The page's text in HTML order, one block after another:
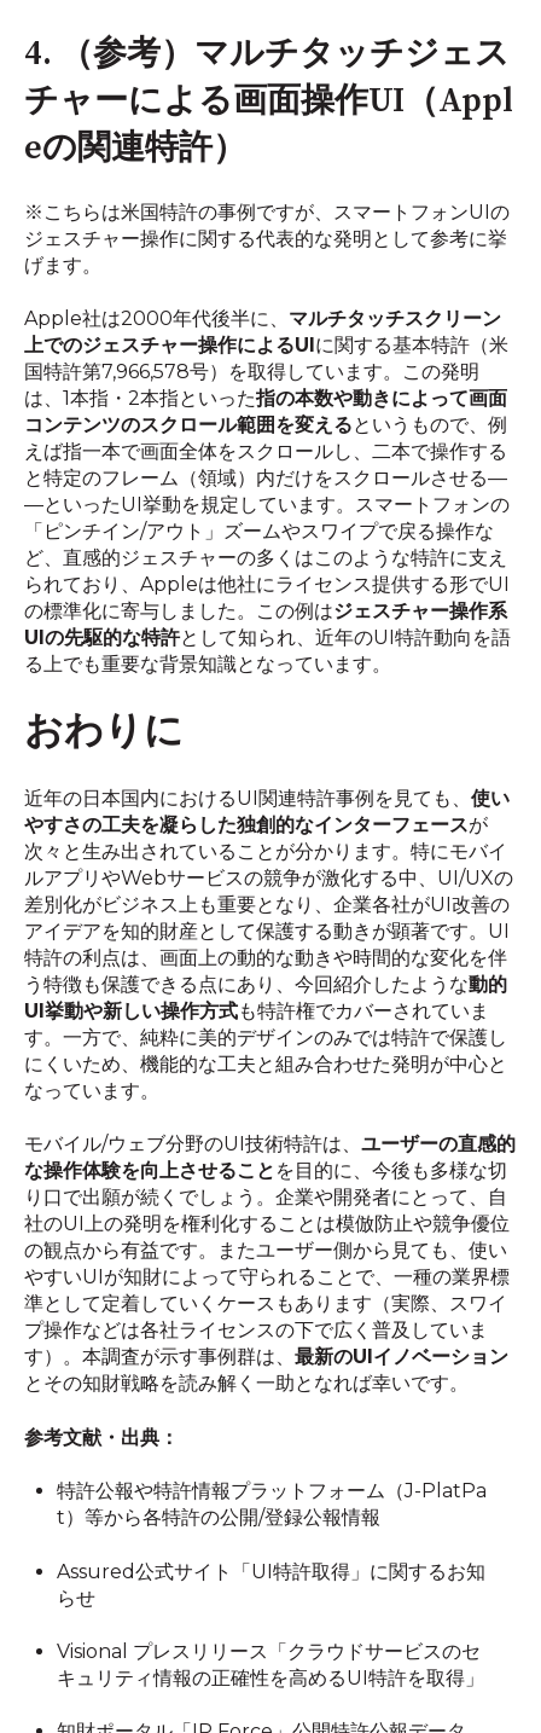
4. （参考）マルチタッチジェス
チャーによる画面操作UI（Appl
eの関連特許）
※こちらは米国特許の事例ですが、スマートフォンUIの
ジェスチャー操作に関する代表的な発明として参考に挙
げます。
Apple社は2000年代後半に、 マルチタッチスクリーン
上でのジェスチャー操作によるUI に関する基本特許（米
国特許第7,966,578号）を取得しています。この発明
は、1本指・2本指といった指の本数や動きによって画面
コンテンツのスクロール範囲を変えるというもので、例
えば指一本で画面全体をスクロールし、二本で操作する
と特定のフレーム（領域）内だけをスクロールさせる―
―といったUI挙動を規定しています。スマートフォンの
「ピンチイン/アウト」ズームやスワイプで戻る操作な
ど、直感的ジェスチャーの多くはこのような特許に支え
られており、Appleは他社にライセンス提供する形でUI
の標準化に寄与しました。この例はジェスチャー操作系
UIの先駆的な特許として知られ、近年のUI特許動向を語
る上でも重要な背景知識となっています。
おわりに
近年の日本国内におけるUI関連特許事例を見ても、 使い
やすさの工夫を凝らした独創的なインターフェースが
次々と生み出されていることが分かります。特にモバイ
ルアプリやWebサービスの競争が激化する中、UI/UXの
差別化がビジネス上も重要となり、企業各社がUI改善の
アイデアを知的財産として保護する動きが顕著です。UI
特許の利点は、画面上の動的な動きや時間的な変化を伴
う特徴も保護できる点にあり、今回紹介したような動的
UI挙動や新しい操作方式も特許権でカバーされていま
す。一方で、純粋に美的デザインのみでは特許で保護し
にくいため、機能的な工夫と組み合わせた発明が中心と
なっています。
モバイル/ウェブ分野のUI技術特許は、 ユーザーの直感的
な操作体験を向上させること を目的に、今後も多様な切
り口で出願が続くでしょう。企業や開発者にとって、自
社のUI上の発明を権利化することは模倣防止や競争優位
の観点から有益です。またユーザー側から見ても、使い
やすいUIが知財によって守られることで、一種の業界標
準として定着していくケースもあります（実際、スワイ
プ操作などは各社ライセンスの下で広く普及していま
す）。本調査が示す事例群は、 最新のUIイノベーション
とその知財戦略を読み解く一助となれば幸いです。
参考文献・出典：
特許公報や特許情報プラットフォーム（J-PlatPa
t）等から各特許の公開/登録公報情報
Assured公式サイト「UI特許取得」に関するお知
らせ
Visional プレスリリース「クラウドサービスのセ
キュリティ情報の正確性を高めるUI特許を取得」